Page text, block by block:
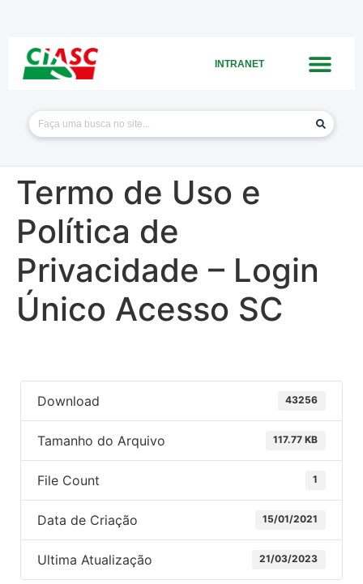
INTRANET
Termo de Uso e
Política de
Privacidade – Login
Único Acesso SC
Download 43256
Tamanho do Arquivo 117.77 KB
File Count 1
Data de Criação 15/01/2021
Ultima Atualização 21/03/2023